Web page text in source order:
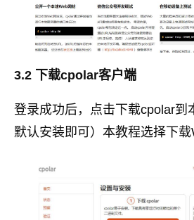
3.2 下载cpolar客户端
登录成功后，点击下载cpolar到
默认安装即可）本教程选择下载